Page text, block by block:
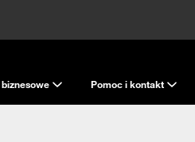
Pomoc i kontakt